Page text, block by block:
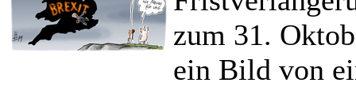
zum 31.
ein Bild von